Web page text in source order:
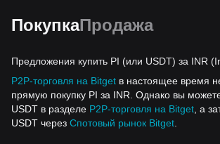
ПокупкаПродажа
Предложения купить PI (или USDT) за INR
P2P-торговля на Bitget в настоящее время
прямую покупку PI за INR. Однако вы
USDT в разделе P2P-торговля на Bitget , а
USDT через Спотовый рынок Bitget